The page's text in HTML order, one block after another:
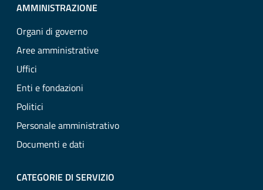
AMMINISTRAZIONE
Organi di governo
Aree amministrative
Uffici
Enti e fondazioni
Politici
Personale amministrativo
Documenti e dati
CATEGORIE DI SERVIZIO